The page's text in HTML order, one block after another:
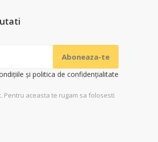
și politica de confidențialitate
Pentru aceasta te rugam sa folosesti